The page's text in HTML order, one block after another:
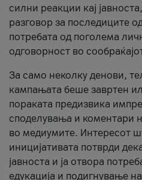
силни реакции кај
разговор за последиците
потребата од поголема
одговорност во
За само неколку денови,
кампањата беше завртен
пораката предизвика
споделувања и коментари
во медиумите. Интересот
иницијативата потврди
јавноста и ја отвора
едукација и подигнување